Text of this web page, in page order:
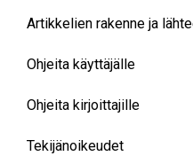
Artikkelien rakenne ja
Ohjeita käyttäjälle
Ohjeita kirjoittajille
Tekijänoikeudet